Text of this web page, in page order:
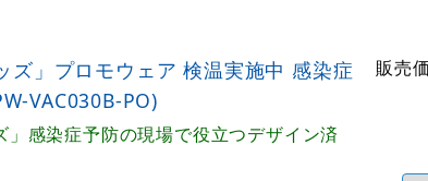
ズ」プロモウェア 検温実施中 感染症
VAC030B-PO)
感染症予防の現場で役立つデザイン済
販売